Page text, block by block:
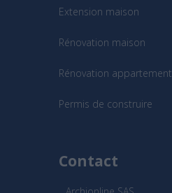
Extension maison
Rénovation maison
Rénovation appartement
Permis de construire
Contact